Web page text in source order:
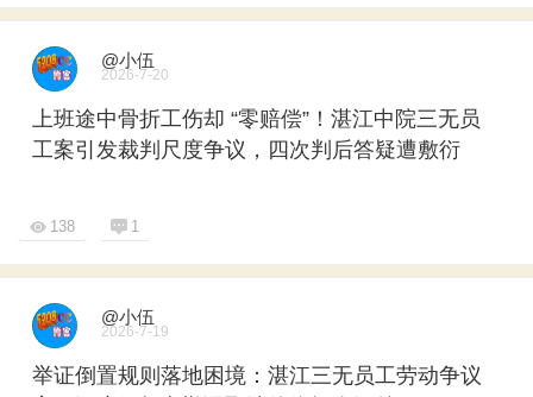
@小伍
2026-7-20
上班途中骨折工伤却 “零赔偿”！湛江中院三无员
工案引发裁判尺度争议，四次判后答疑遭敷衍
138 1
@小伍
2026-7-19
举证倒置规则落地困境：湛江三无员工劳动争议